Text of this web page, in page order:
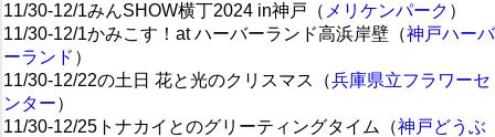
11/30-12/1みんSHOW横丁2024 in神戸（ メリケンパーク ）
11/30-12/1かみこす！at ハーバーランド高浜岸壁（神戸ハーバ
ーランド ）
11/30-12/22の土日 花と光のクリスマス（兵庫県立フラワーセ
ンター）
11/30-12/25トナカイとのグリーティングタイム（神戸どうぶ